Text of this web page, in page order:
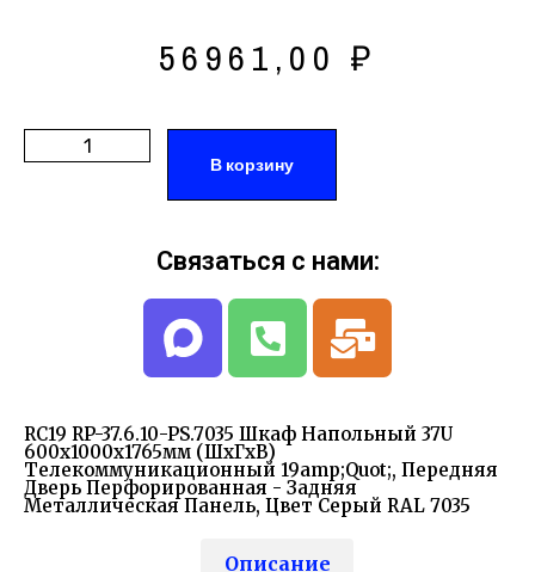
56961,00 ₽
В корзину
RC19 RP-37.6.10-PS.7035 Шкаф Напольный 37U
600x1000х1765мм (ШхГхВ)
Телекоммуникационный 19amp;quot;, Передняя
Дверь Перфорированная - Задняя
Металлическая Панель, Цвет Серый RAL 7035
Описание
Связаться с нами: